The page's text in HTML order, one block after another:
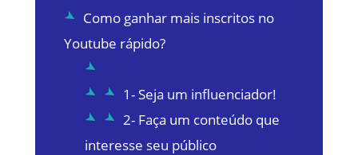
Como ganhar mais inscritos no
Youtube rápido?
1- Seja um influenciador!
2- Faça um conteúdo que
interesse seu público